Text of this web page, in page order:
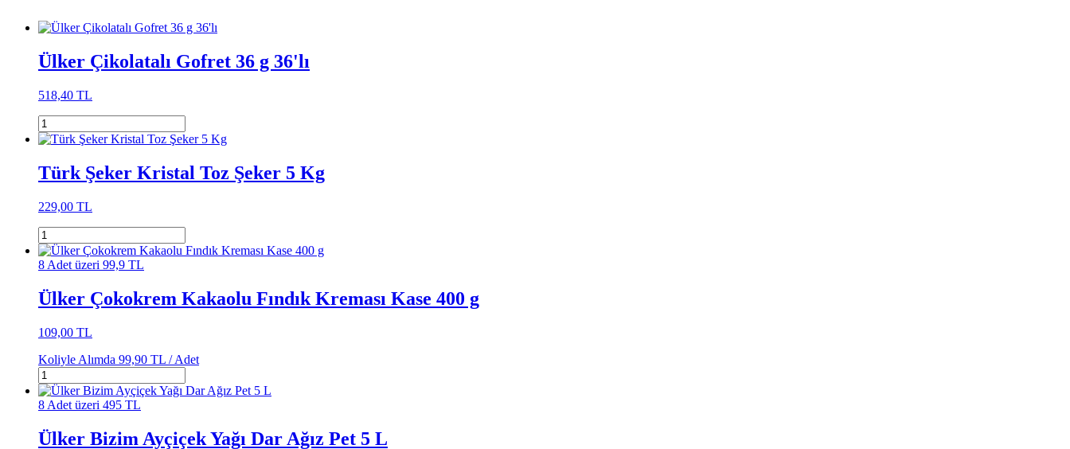
Ülker Çikolatalı Gofret 36 g 36'lı
518,40 TL
Türk Şeker Kristal Toz Şeker 5 Kg
229,00 TL
8 Adet üzeri 99,9 TL
Ülker Çokokrem Kakaolu Fındık Kreması Kase 400 g
109,00 TL
Koliyle Alımda 99,90 TL /Adet
8 Adet üzeri 495 TL
Ülker Bizim Ayçiçek Yağı Dar Ağız Pet 5 L